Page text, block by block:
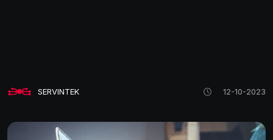
SERVINTEK 12-10-2023